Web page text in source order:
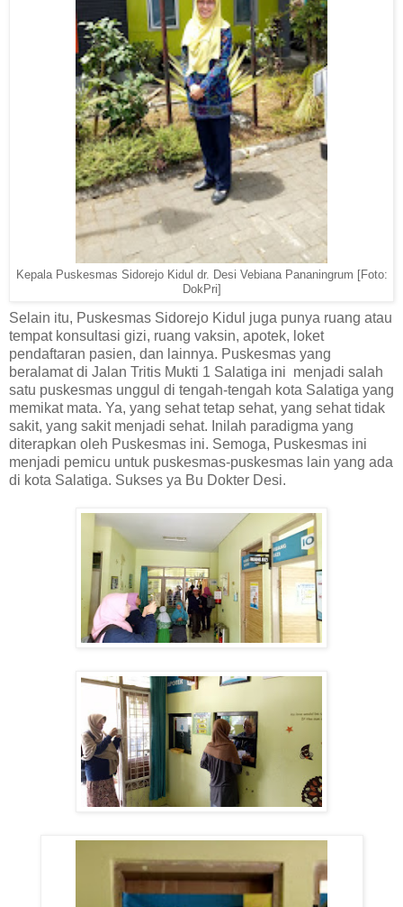
Kepala Puskesmas Sidorejo Kidul dr. Desi Vebiana Pananingrum [Foto:
DokPri]
Selain itu, Puskesmas Sidorejo Kidul juga punya ruang atau
tempat konsultasi gizi, ruang vaksin, apotek, loket
pendaftaran pasien, dan lainnya. Puskesmas yang
beralamat di Jalan Tritis Mukti 1 Salatiga ini menjadi salah
satu puskesmas unggul di tengah-tengah kota Salatiga yang
memikat mata. Ya, yang sehat tetap sehat, yang sehat tidak
sakit, yang sakit menjadi sehat. Inilah paradigma yang
diterapkan oleh Puskesmas ini. Semoga, Puskesmas ini
menjadi pemicu untuk puskesmas-puskesmas lain yang ada
di kota Salatiga. Sukses ya Bu Dokter Desi.